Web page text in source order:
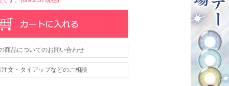
商品についてのお問い合わせ
注文・タイアップなどのご相談